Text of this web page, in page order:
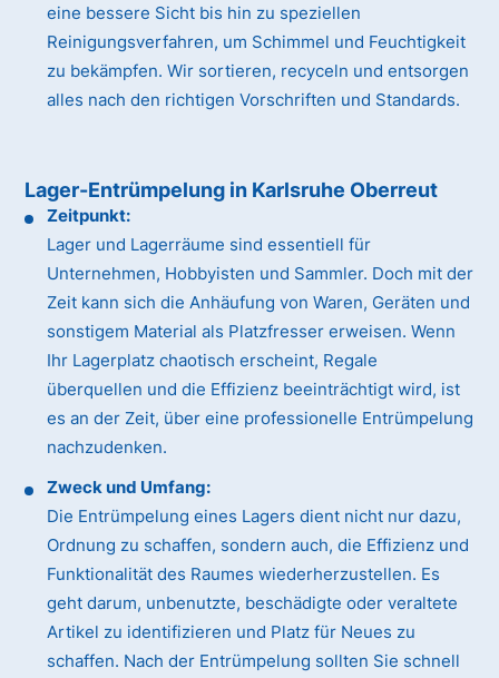
eine bessere Sicht bis hin zu speziellen
Reinigungsverfahren, um Schimmel und Feuchtigkeit
zu bekämpfen. Wir sortieren, recyceln und entsorgen
alles nach den richtigen Vorschriften und Standards.
Lager-Entrümpelung in Karlsruhe Oberreut
Zeitpunkt:
Lager und Lagerräume sind essentiell für
Unternehmen, Hobbyisten und Sammler. Doch mit der
Zeit kann sich die Anhäufung von Waren, Geräten und
sonstigem Material als Platzfresser erweisen. Wenn
Ihr Lagerplatz chaotisch erscheint, Regale
überquellen und die Effizienz beeinträchtigt wird, ist
es an der Zeit, über eine professionelle Entrümpelung
nachzudenken.
Zweck und Umfang:
Die Entrümpelung eines Lagers dient nicht nur dazu,
Ordnung zu schaffen, sondern auch, die Effizienz und
Funktionalität des Raumes wiederherzustellen. Es
geht darum, unbenutzte, beschädigte oder veraltete
Artikel zu identifizieren und Platz für Neues zu
schaffen. Nach der Entrümpelung sollten Sie schnell